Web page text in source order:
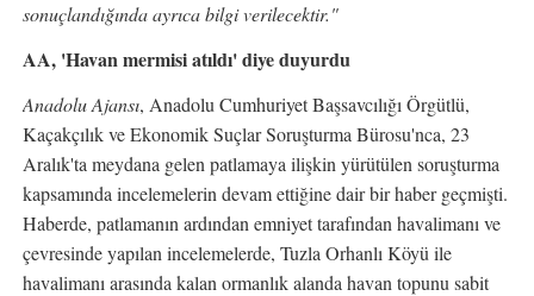
sonuçlandığında ayrıca bilgi verilecektir."
AA, 'Havan mermisi atıldı' diye duyurdu
Anadolu Ajansı, Anadolu Cumhuriyet Başsavcılığı Örgütlü,
Kaçakçılık ve Ekonomik Suçlar Soruşturma Bürosu'nca, 23
Aralık'ta meydana gelen patlamaya ilişkin yürütülen soruşturma
kapsamında incelemelerin devam ettiğine dair bir haber geçmişti.
Haberde, patlamanın ardından emniyet tarafından havalimanı ve
çevresinde yapılan incelemelerde, Tuzla Orhanlı Köyü ile
havalimanı arasında kalan ormanlık alanda havan topunu sabit